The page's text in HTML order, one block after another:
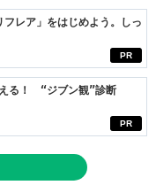
PR
レア」をはじめよう。しっ
PR
える！ “ジブン観”診断